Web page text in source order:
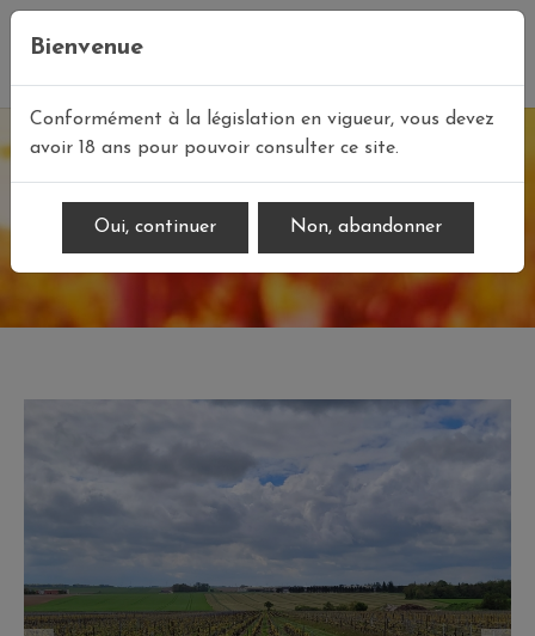
Champagne Bee Lem
Bienvenue
Conformément à la législation en vigueur, vous devez
avoir 18 ans pour pouvoir consulter ce site.
Oui, continuer Non, abandonner